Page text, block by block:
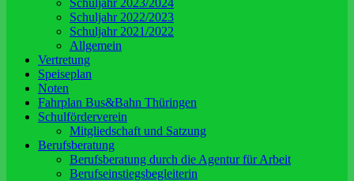
Schuljahr 2023/2024
Schuljahr 2022/2023
Schuljahr 2021/2022
Allgemein
Vertretung
Speiseplan
Noten
Fahrplan Bus&Bahn Thüringen
Schulförderverein
Mitgliedschaft und Satzung
Berufsberatung
Berufsberatung durch die Agentur für Arbeit
Berufseinstiegsbegleiterin